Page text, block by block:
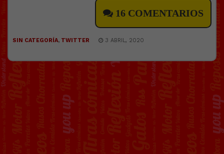
16 COMENTARIOS
SIN CATEGORÍA, TWITTER 3 ABRIL, 2020